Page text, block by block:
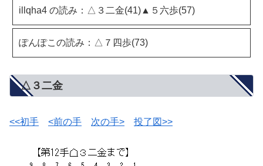
illqha4 の読み：△３二金(41)▲５六歩(57)
ぽんぽこの読み：△７四歩(73)
△３二金
<<初手 <前の手 次の手> 投了図>>